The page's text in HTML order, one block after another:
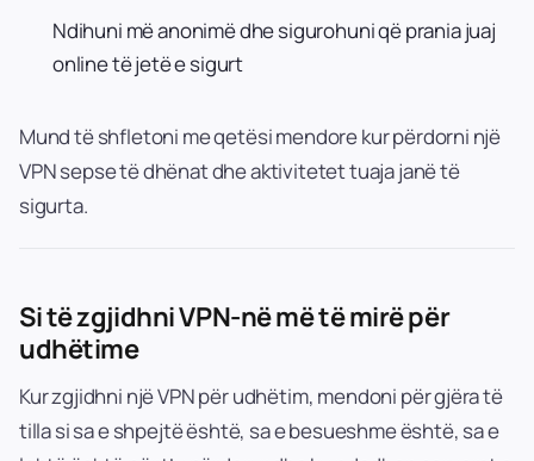
Ndihuni më anonimë dhe sigurohuni që prania juaj
online të jetë e sigurt
Mund të shfletoni me qetësi mendore kur përdorni një
VPN sepse të dhënat dhe aktivitetet tuaja janë të
sigurta.
Si të zgjidhni VPN-në më të mirë për
udhëtime
Kur zgjidhni një VPN për udhëtim, mendoni për gjëra të
tilla si sa e shpejtë është, sa e besueshme është, sa e